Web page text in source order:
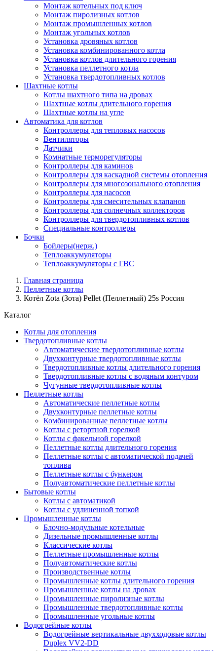
Монтаж котельных под ключ
Монтаж пиролизных котлов
Монтаж промышленных котлов
Монтаж угольных котлов
Установка дровяных котлов
Установка комбинированного котла
Установка котлов длительного горения
Установка пеллетного котла
Установка твердотопливных котлов
Шахтные котлы
Котлы шахтного типа на дровах
Шахтные котлы длительного горения
Шахтные котлы на угле
Автоматика для котлов
Контроллеры для тепловых насосов
Вентиляторы
Датчики
Комнатные терморегуляторы
Контроллеры для каминов
Контроллеры для каскадной системы отопления
Контроллеры для многозонального отопления
Контроллеры для насосов
Контроллеры для смесительных клапанов
Контроллеры для солнечных коллекторов
Контроллеры для твердотопливных котлов
Специальные контроллеры
Бочки
Бойлеры(нерж.)
Теплоаккумуляторы
Теплоаккумуляторы с ГВС
Главная страница
Пеллетные котлы
Котёл Zota (Зота) Pellet (Пеллетный) 25s Россия
Каталог
Котлы для отопления
Твердотопливные котлы
Автоматические твердотопливные котлы
Двухконтурные твердотопливные котлы
Твердотопливные котлы длительного горения
Твердотопливные котлы с водяным контуром
Чугунные твердотопливные котлы
Пеллетные котлы
Автоматические пеллетные котлы
Двухконтурные пеллетные котлы
Комбинированные пеллетные котлы
Котлы с ретортной горелкой
Котлы с факельной горелкой
Пеллетные котлы длительного горения
Пеллетные котлы с автоматической подачей
топлива
Пеллетные котлы с бункером
Полуавтоматические пеллетные котлы
Бытовые котлы
Котлы с автоматикой
Котлы с удлиненной топкой
Промышленные котлы
Блочно-модульные котельные
Дизельные промышленные котлы
Классические котлы
Пеллетные промышленные котлы
Полуавтоматические котлы
Производственные котлы
Промышленные котлы длительного горения
Промышленные котлы на дровах
Промышленные пиролизные котлы
Промышленные твердотопливные котлы
Промышленные угольные котлы
Водогрейные котлы
Водогрейные вертикальные двухходовые котлы
Duplex VV2-DD